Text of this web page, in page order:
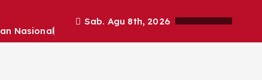
Nasional
Sab. Agu 8th, 2026